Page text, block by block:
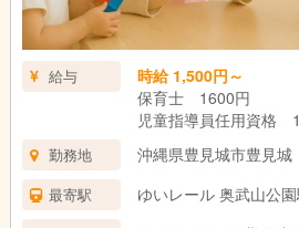
給与
時給 1,500円～
保育士 1600円
児童指導員任用資格
勤務地 沖縄県豊見城市豊見城
最寄駅 ゆいレール 奥武山公